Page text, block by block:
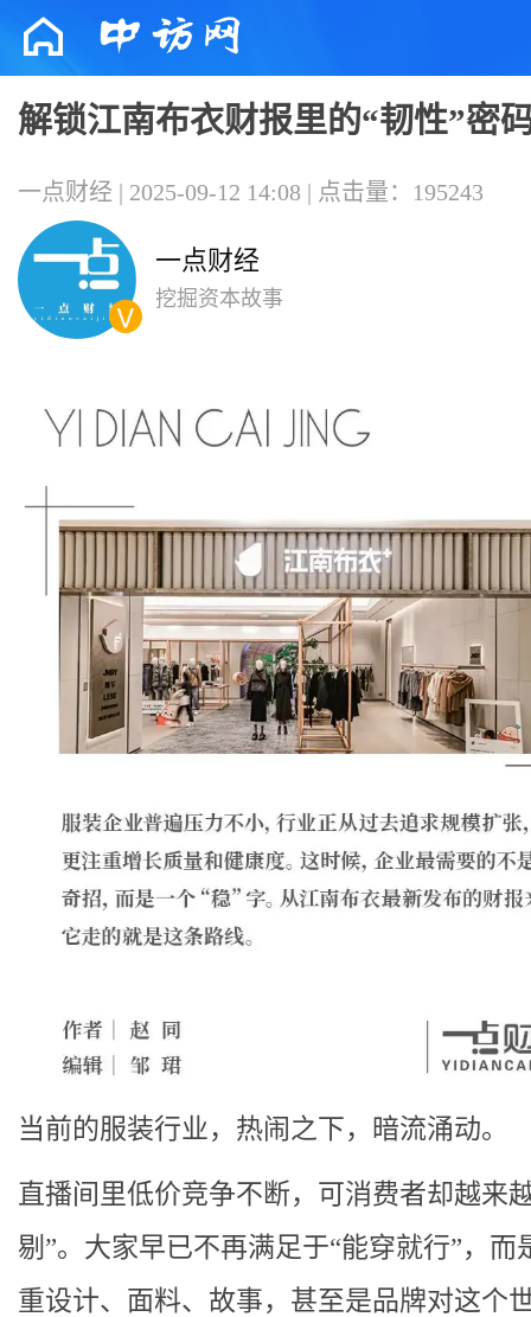
解锁江南布衣财报里的“韧性”密
一点财经 | 2025-09-12 14:08 | 点击量：195243
一点财经
挖掘资本故事
当前的服装行业，热闹之下，暗流涌动。
直播间里低价竞争不断，可消费者却越来
剔”。大家早已不再满足于“能穿就行”，而
重设计、面料、故事，甚至是品牌对这个